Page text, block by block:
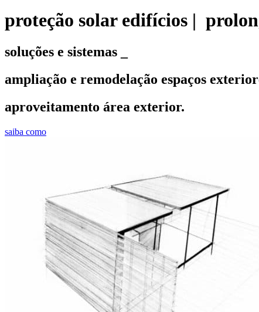
proteção solar edifícios |
soluções e sistemas _
ampliação e remodelação espaços
aproveitamento área exterior.
saiba como